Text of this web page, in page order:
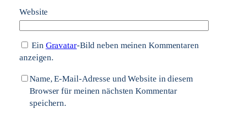
Website
Ein Gravatar-Bild neben meinen Kommentaren
anzeigen.
Name, E-Mail-Adresse und Website in diesem
Browser für meinen nächsten Kommentar
speichern.